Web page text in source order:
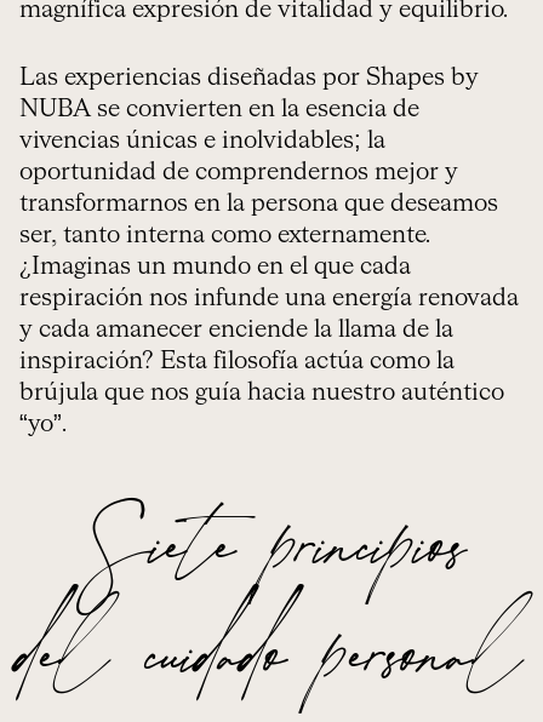
magnífica expresión de vitalidad y equilibrio.
Las experiencias diseñadas por Shapes by
NUBA se convierten en la esencia de
vivencias únicas e inolvidables; la
oportunidad de comprendernos mejor y
transformarnos en la persona que deseamos
ser, tanto interna como externamente.
¿Imaginas un mundo en el que cada
respiración nos infunde una energía renovada
y cada amanecer enciende la llama de la
inspiración? Esta filosofía actúa como la
brújula que nos guía hacia nuestro auténtico
“yo”.
Siete principios
del cuidado personal